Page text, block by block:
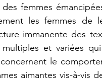
femmes
les femmes de
immanente des
et variées
le
aimantes vis-à-vis